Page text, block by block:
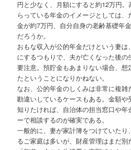
円と少なく、月額にすると約12万円
らっている年金のイメージとしては
金が約7万円、自分自身の老齢基礎年
だろうか。
おもな収入が公的年金だけという妻
にするつもりで、夫が亡くなった後
要注意。預貯金もあまりない場合、想
たということになりかねない。
なお、公的年金のしくみは非常に複雑
勘違いしているケースもある。金額
知りたければ、自治体の担当窓口や年
ーで相談するのが確実である。
一般的に、妻が家計簿をつけていた
るご家庭は多いが、財産管理はまだ別